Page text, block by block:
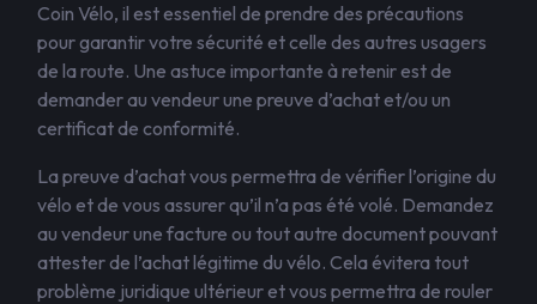
Coin Vélo, il est essentiel de prendre des précautions
pour garantir votre sécurité et celle des autres usagers
de la route. Une astuce importante à retenir est de
demander au vendeur une preuve d’achat et/ou un
certificat de conformité.
La preuve d’achat vous permettra de vérifier l’origine du
vélo et de vous assurer qu’il n’a pas été volé. Demandez
au vendeur une facture ou tout autre document pouvant
attester de l’achat légitime du vélo. Cela évitera tout
problème juridique ultérieur et vous permettra de rouler